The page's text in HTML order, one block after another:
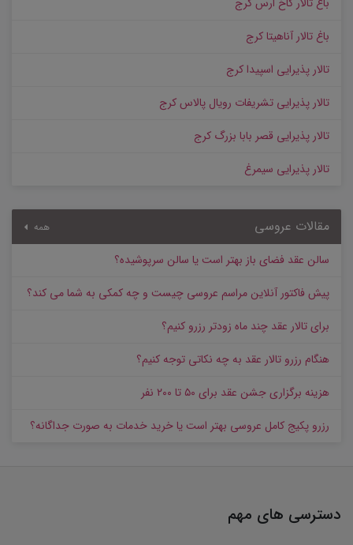
باغ تالار آناهیتا کرج
تالار پذیرایی اسپیدا کرج
تالار پذیرایی تشریفات رویال پالاس کرج
تالار پذیرایی قصر بابا بزرگ کرج
تالار پذیرایی سیمرغ
مقالات عروسی همه
سالن عقد فضای باز بهتر است یا سالن سرپوشیده؟
پیش‌ فاکتور آنلاین مراسم عروسی چیست و چه کمکی به شما می کند؟
برای تالار عقد چند ماه زودتر رزرو کنیم؟
هنگام رزرو تالار عقد به چه نکاتی توجه کنیم؟
هزینه برگزاری جشن عقد برای ۵۰ تا ۲۰۰ نفر
رزرو پکیج کامل عروسی بهتر است یا خرید خدمات به‌ صورت جداگانه؟
دسترسی های مهم